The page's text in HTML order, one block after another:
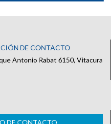
DE CONTACTO
Antonio Rabat 6150, Vitacura
DE CONTACTO